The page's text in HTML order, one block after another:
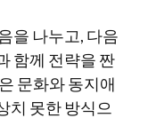
을 나누고, 다음
함께 전략을 짠
문화와 동지애
치 못한 방식으